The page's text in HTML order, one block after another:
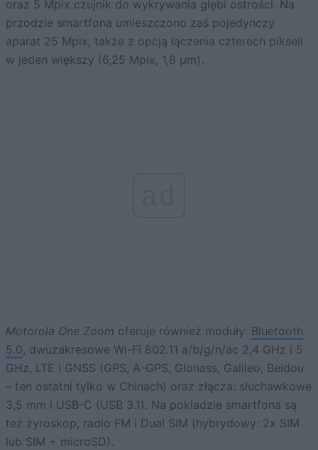
oraz 5 Mpix czujnik do wykrywania głębi ostrości. Na
przodzie smartfona umieszczono zaś pojedynczy
aparat 25 Mpix, także z opcją łączenia czterech pikseli
w jeden większy (6,25 Mpix, 1,8 µm).
Motorola One Zoom oferuje również moduły: Bluetooth
5.0, dwuzakresowe Wi-Fi 802.11 a/b/g/n/ac 2,4 GHz i 5
GHz, LTE i GNSS (GPS, A-GPS, Glonass, Galileo, Beidou
– ten ostatni tylko w Chinach) oraz złącza: słuchawkowe
3,5 mm i USB-C (USB 3.1). Na pokładzie smartfona są
też żyroskop, radio FM i Dual SIM (hybrydowy: 2x SIM
lub SIM + microSD).